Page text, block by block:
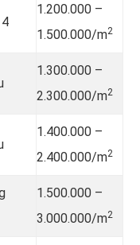
1.200.000 –
1.500.000/m2
1.300.000 –
2.300.000/m2
1.400.000 –
2.400.000/m2
1.500.000 –
3.000.000/m2